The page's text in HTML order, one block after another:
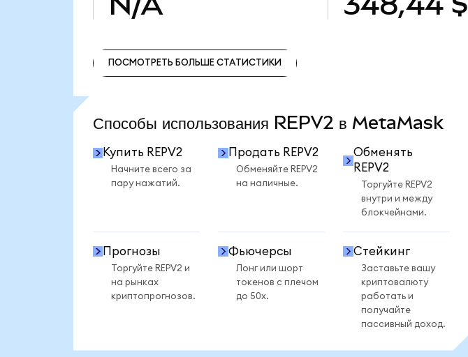
ПОСМОТРЕТЬ БОЛЬШЕ СТАТИСТИКИ
Способы использования REPV2 в MetaMask
Купить REPV2
Начните всего за
пару нажатий.
Продать REPV2
Обменяйте REPV2
на наличные.
Обменять
REPV2
Торгуйте REPV2
внутри и между
блокчейнами.
Прогнозы
Торгуйте REPV2 и
на рынках
криптопрогнозов.
Фьючерсы
Лонг или шорт
токенов с плечом
до 50x.
Стейкинг
Заставьте вашу
криптовалюту
работать и
получайте
пассивный доход.